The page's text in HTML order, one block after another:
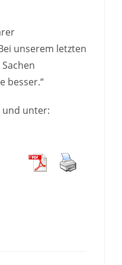
unserem letzten
besser.“
und unter: